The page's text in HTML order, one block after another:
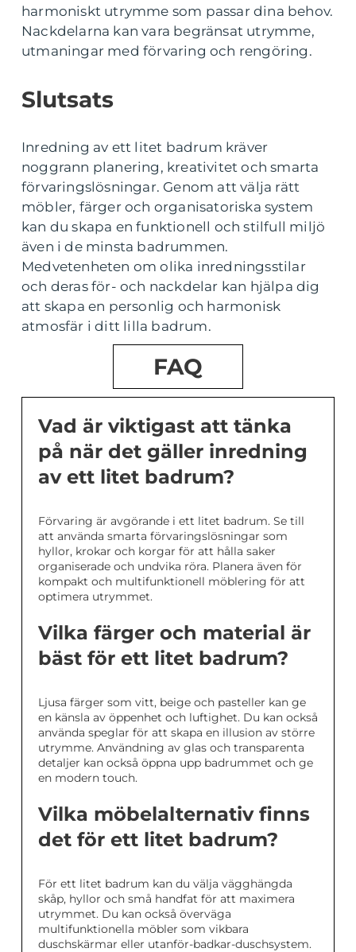
harmoniskt utrymme som passar dina behov.
Nackdelarna kan vara begränsat utrymme,
utmaningar med förvaring och rengöring.
Slutsats
Inredning av ett litet badrum kräver
noggrann planering, kreativitet och smarta
förvaringslösningar. Genom att välja rätt
möbler, färger och organisatoriska system
kan du skapa en funktionell och stilfull miljö
även i de minsta badrummen.
Medvetenheten om olika inredningsstilar
och deras för- och nackdelar kan hjälpa dig
att skapa en personlig och harmonisk
atmosfär i ditt lilla badrum.
FAQ
Vad är viktigast att tänka
på när det gäller inredning
av ett litet badrum?
Förvaring är avgörande i ett litet badrum. Se till
att använda smarta förvaringslösningar som
hyllor, krokar och korgar för att hålla saker
organiserade och undvika röra. Planera även för
kompakt och multifunktionell möblering för att
optimera utrymmet.
Vilka färger och material är
bäst för ett litet badrum?
Ljusa färger som vitt, beige och pasteller kan ge
en känsla av öppenhet och luftighet. Du kan också
använda speglar för att skapa en illusion av större
utrymme. Användning av glas och transparenta
detaljer kan också öppna upp badrummet och ge
en modern touch.
Vilka möbelalternativ finns
det för ett litet badrum?
För ett litet badrum kan du välja vägghängda
skåp, hyllor och små handfat för att maximera
utrymmet. Du kan också överväga
multifunktionella möbler som vikbara
duschskärmar eller utanför-badkar-duschsystem.